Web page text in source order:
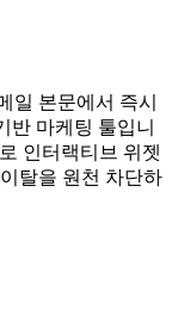
일 본문에서 즉시
반 마케팅 툴입니
인터랙티브 위젯
탈을 원천 차단하